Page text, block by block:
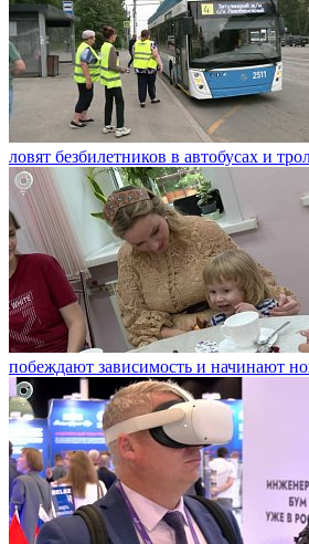
ловят безбилетников в автобусах и
побеждают зависимость и начинают